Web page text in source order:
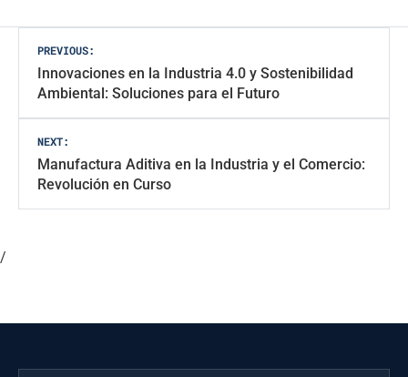
Navegación
de
entradas
PREVIOUS:
Innovaciones en la Industria 4.0 y Sostenibilidad
Ambiental: Soluciones para el Futuro
NEXT:
Manufactura Aditiva en la Industria y el Comercio:
Revolución en Curso
/